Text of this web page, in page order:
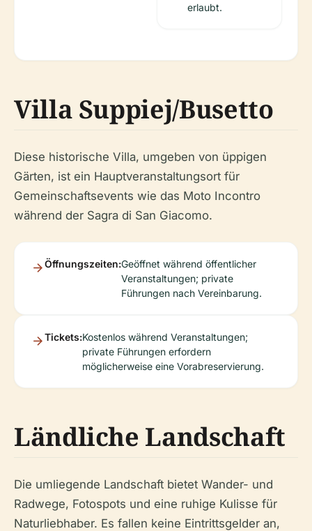
erlaubt.
Villa Suppiej/Busetto
Diese historische Villa, umgeben von üppigen
Gärten, ist ein Hauptveranstaltungsort für
Gemeinschaftsevents wie das Moto Incontro
während der Sagra di San Giacomo.
Öffnungszeiten:Geöffnet während öffentlicher
Veranstaltungen; private
Führungen nach Vereinbarung.
Tickets:Kostenlos während Veranstaltungen;
private Führungen erfordern
möglicherweise eine Vorabreservierung.
Ländliche Landschaft
Die umliegende Landschaft bietet Wander- und
Radwege, Fotospots und eine ruhige Kulisse für
Naturliebhaber. Es fallen keine Eintrittsgelder an,